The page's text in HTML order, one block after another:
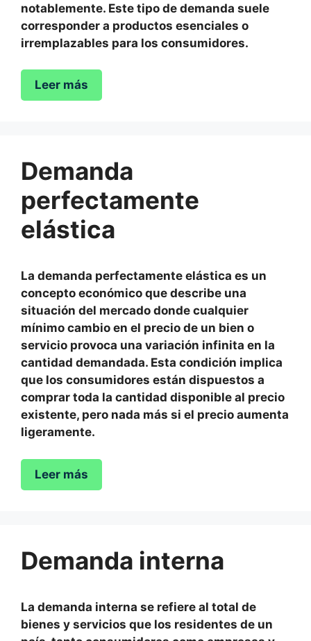
notablemente. Este tipo de demanda suele
corresponder a productos esenciales o
irremplazables para los consumidores.
Leer más
Demanda
perfectamente
elástica
La demanda perfectamente elástica es un
concepto económico que describe una
situación del mercado donde cualquier
mínimo cambio en el precio de un bien o
servicio provoca una variación infinita en la
cantidad demandada. Esta condición implica
que los consumidores están dispuestos a
comprar toda la cantidad disponible al precio
existente, pero nada más si el precio aumenta
ligeramente.
Leer más
Demanda interna
La demanda interna se refiere al total de
bienes y servicios que los residentes de un